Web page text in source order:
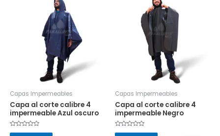
Capas Impermeables
Capa al corte calibre 4
impermeable Azul oscuro
Valorado
Capas Impermeables
Capa al corte calibre 4
impermeable Negro
Valorado